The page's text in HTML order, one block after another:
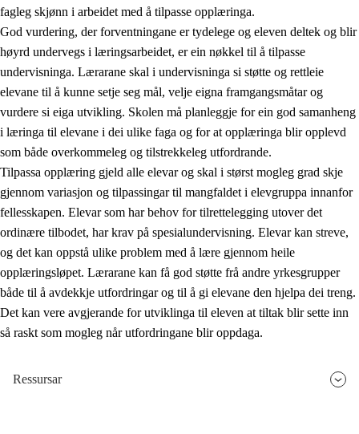
fagleg skjønn i arbeidet med å tilpasse opplæringa.
God vurdering, der forventningane er tydelege og eleven deltek og blir
høyrd undervegs i læringsarbeidet, er ein nøkkel til å tilpasse
undervisninga. Lærarane skal i undervisninga si støtte og rettleie
elevane til å kunne setje seg mål, velje eigna framgangsmåtar og
vurdere si eiga utvikling. Skolen må planleggje for ein god samanheng
i læringa til elevane i dei ulike faga og for at opplæringa blir opplevd
som både overkommeleg og tilstrekkeleg utfordrande.
Tilpassa opplæring gjeld alle elevar og skal i størst mogleg grad skje
gjennom variasjon og tilpassingar til mangfaldet i elevgruppa innanfor
fellesskapen. Elevar som har behov for tilrettelegging utover det
ordinære tilbodet, har krav på spesialundervisning. Elevar kan streve,
og det kan oppstå ulike problem med å lære gjennom heile
opplæringsløpet. Lærarane kan få god støtte frå andre yrkesgrupper
både til å avdekkje utfordringar og til å gi elevane den hjelpa dei treng.
Det kan vere avgjerande for utviklinga til eleven at tiltak blir sette inn
så raskt som mogleg når utfordringane blir oppdaga.
Ressursar